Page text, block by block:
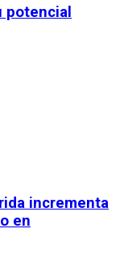
potencial
incrementa
en